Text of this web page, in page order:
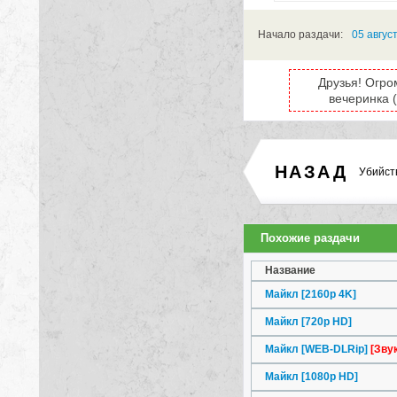
2.
Субтитры:
Содержание:
Начало раздачи: 8
Начало раздачи: 05
Друзья!
вечеринка
НАЗАД
Похожие раздачи
Название
Майкл [2160p 4K]
Майкл [720p HD]
Майкл [WEB-DLRip]
Майкл [1080p HD]